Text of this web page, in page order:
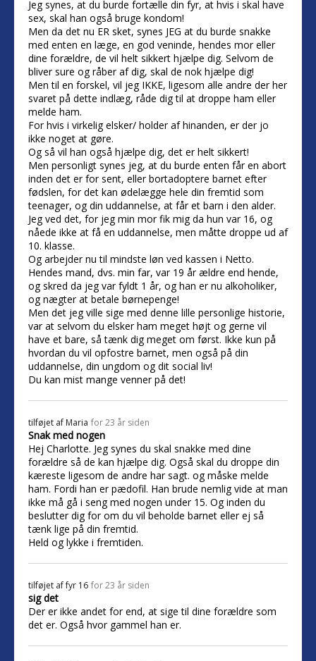
Jeg synes, at du burde fortælle din fyr, at hvis i skal have
sex, skal han også bruge kondom!
Men da det nu ER sket, synes JEG at du burde snakke
med enten en læge, en god veninde, hendes mor eller
dine forældre, de vil helt sikkert hjælpe dig. Selvom de
bliver sure og råber af dig, skal de nok hjælpe dig!
Men til en forskel, vil jeg IKKE, ligesom alle andre der her
svaret på dette indlæg, råde dig til at droppe ham eller
melde ham.
For hvis i virkelig elsker/ holder af hinanden, er der jo
ikke noget at gøre.
Og så vil han også hjælpe dig, det er helt sikkert!
Men personligt synes jeg, at du burde enten får en abort
inden det er for sent, eller bortadoptere barnet efter
fødslen, for det kan ødelægge hele din fremtid som
teenager, og din uddannelse, at får et barn i den alder.
Jeg ved det, for jeg min mor fik mig da hun var 16, og
nåede ikke at få en uddannelse, men måtte droppe ud af
10. klasse.
Og arbejder nu til mindste løn ved kassen i Netto.
Hendes mand, dvs. min far, var 19 år ældre end hende,
og skred da jeg var fyldt 1 år, og han er nu alkoholiker,
og nægter at betale børnepenge!
Men det jeg ville sige med denne lille personlige historie,
var at selvom du elsker ham meget højt og gerne vil
have et bare, så tænk dig meget om først. Ikke kun på
hvordan du vil opfostre barnet, men også på din
uddannelse, din ungdom og dit social liv!
Du kan mist mange venner på det!
tilføjet af Maria for 23 år siden
Snak med nogen
Hej Charlotte. Jeg synes du skal snakke med dine
forældre så de kan hjælpe dig. Også skal du droppe din
kæreste ligesom de andre har sagt. og måske melde
ham. Fordi han er pædofil. Han brude nemlig vide at man
ikke må gå i seng med nogen under 15. Og inden du
beslutter dig for om du vil beholde barnet eller ej så
tænk lige på din fremtid.
Held og lykke i fremtiden.
tilføjet affyr 16 for 23 år siden
sig det
Der er ikke andet for end, at sige til dine forældre som
det er. Også hvor gammel han er.